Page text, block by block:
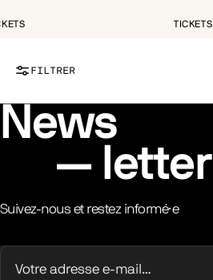
FILTRER
TICKETS
News
letter
Suivez-nous et restez informé·e